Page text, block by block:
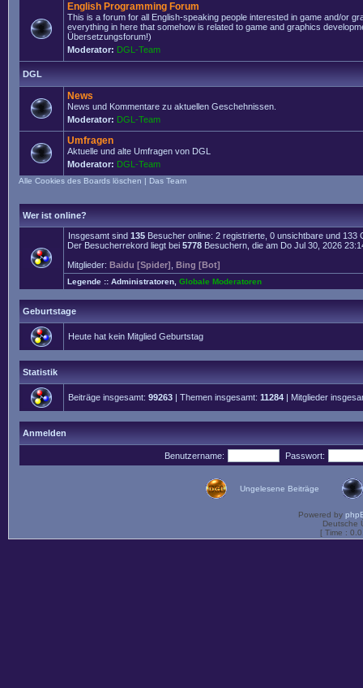
English Programming Forum
This is a forum for all English-speaking people interested in game and/or
everything in here that somehow is related to game and graphics
Übersetzungsforum!)
Moderator: DGL-Team
DGL
News
News und Kommentare zu aktuellen Geschehnissen.
Moderator: DGL-Team
Umfragen
Aktuelle und alte Umfragen von DGL
Moderator: DGL-Team
Alle Cookies des Boards löschen | Das Team
Wer ist online?
Insgesamt sind 135 Besucher online: 2 registrierte, 0 unsichtbare und
Der Besucherrekord liegt bei 5778 Besuchern, die am Do Jul 30, 2026
Mitglieder: Baidu [Spider] Bing [Bot]
Legende :: Administratoren Globale Moderatoren
Geburtstage
Heute hat kein Mitglied Geburtstag
Statistik
Beiträge insgesamt: 99263 | Themen insgesamt: 11284 | Mitglieder
Anmelden
Benutzername: Passwort:
Ungelesene Beiträge
Powered by
Deutsche
[ Time :